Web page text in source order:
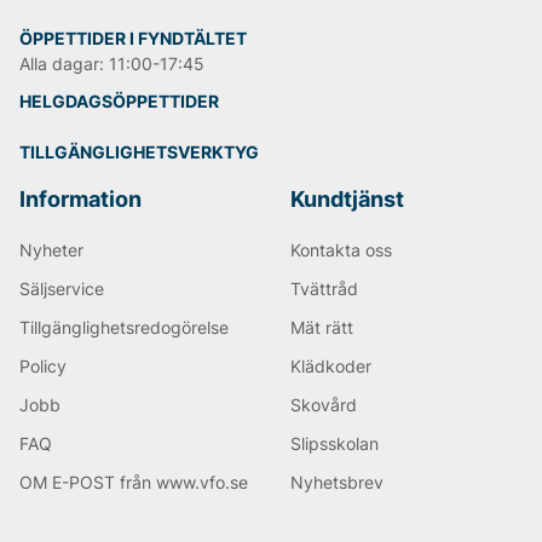
NN07
Björn Borg
Replay
Oscar Jacobson
ÖPPETTIDER I FYNDTÄLTET
Alla dagar: 11:00-17:45
HELGDAGSÖPPETTIDER
TILLGÄNGLIGHETSVERKTYG
Information
Nyheter
Säljservice
Tillgänglighetsredogörelse
Policy
Jobb
FAQ
OM E-POST från www.vfo.se
Kundtjänst
Kontakta oss
Tvättråd
Mät rätt
Klädkoder
Skovård
Slipsskolan
Nyhetsbrev